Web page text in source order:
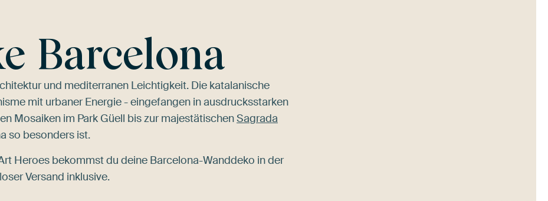
Barcelona
und mediterranen Leichtigkeit. Die katalanische
mit urbaner Energie - eingefangen in ausdrucksstarken
Mosaiken im Park Güell bis zur majestätischenSagrada
so besonders ist.
Heroes bekommst du deine Barcelona-Wanddeko in der
Versand inklusive.